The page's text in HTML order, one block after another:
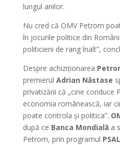
lungul anilor.
Nu cred că OMV Petrom
în jocurile politice din
politicieni de rang înalt”,
Despre achiziționarea
premierul Adrian Năstase
privatizării că „cine conduce
economia românească, iar
poate controla și politica”.
după ce Banca Mondialăa
Petrom, prin programul